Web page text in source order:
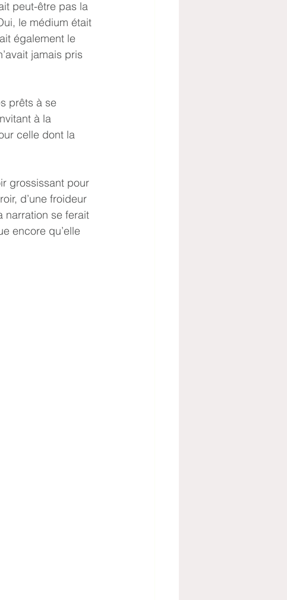
peut-être pas la
le médium était
également le
jamais pris
à la
celle dont la
d’une froideur
narration se ferait
encore qu’elle